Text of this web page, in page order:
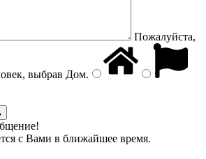
Пожалуйста,
выбрав Дом.
с Вами в ближайшее время.